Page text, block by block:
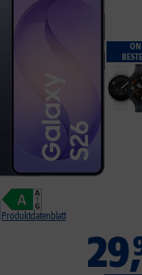
Produktdatenblatt
29,